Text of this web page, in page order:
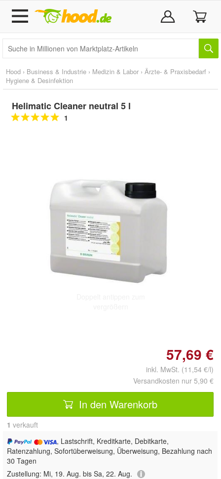
Hood › Business & Industrie › Medizin & Labor › Ärzte- & Praxisbedarf ›
Hygiene & Desinfektion
Helimatic Cleaner neutral 5 l
1
57,69 €
inkl. MwSt. (11,54 €/l)
Versandkosten nur 5,90 €
In den Warenkorb
1 verkauft
, Lastschrift, Kreditkarte, Debitkarte,
Ratenzahlung, Sofortüberweisung, Überweisung, Bezahlung nach
30 Tagen
Zustellung: Mi, 19. Aug. bis Sa, 22. Aug.